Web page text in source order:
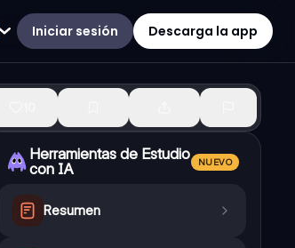
Iniciar sesión Descarga la app
Herramientas de Estudio
con IA
NUEVO
Resumen